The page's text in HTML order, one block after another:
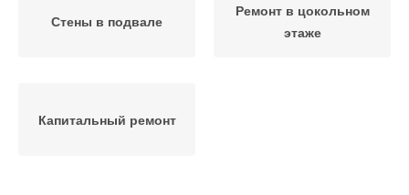
Стены в подвале
Ремонт в цокольном
этаже
Капитальный ремонт